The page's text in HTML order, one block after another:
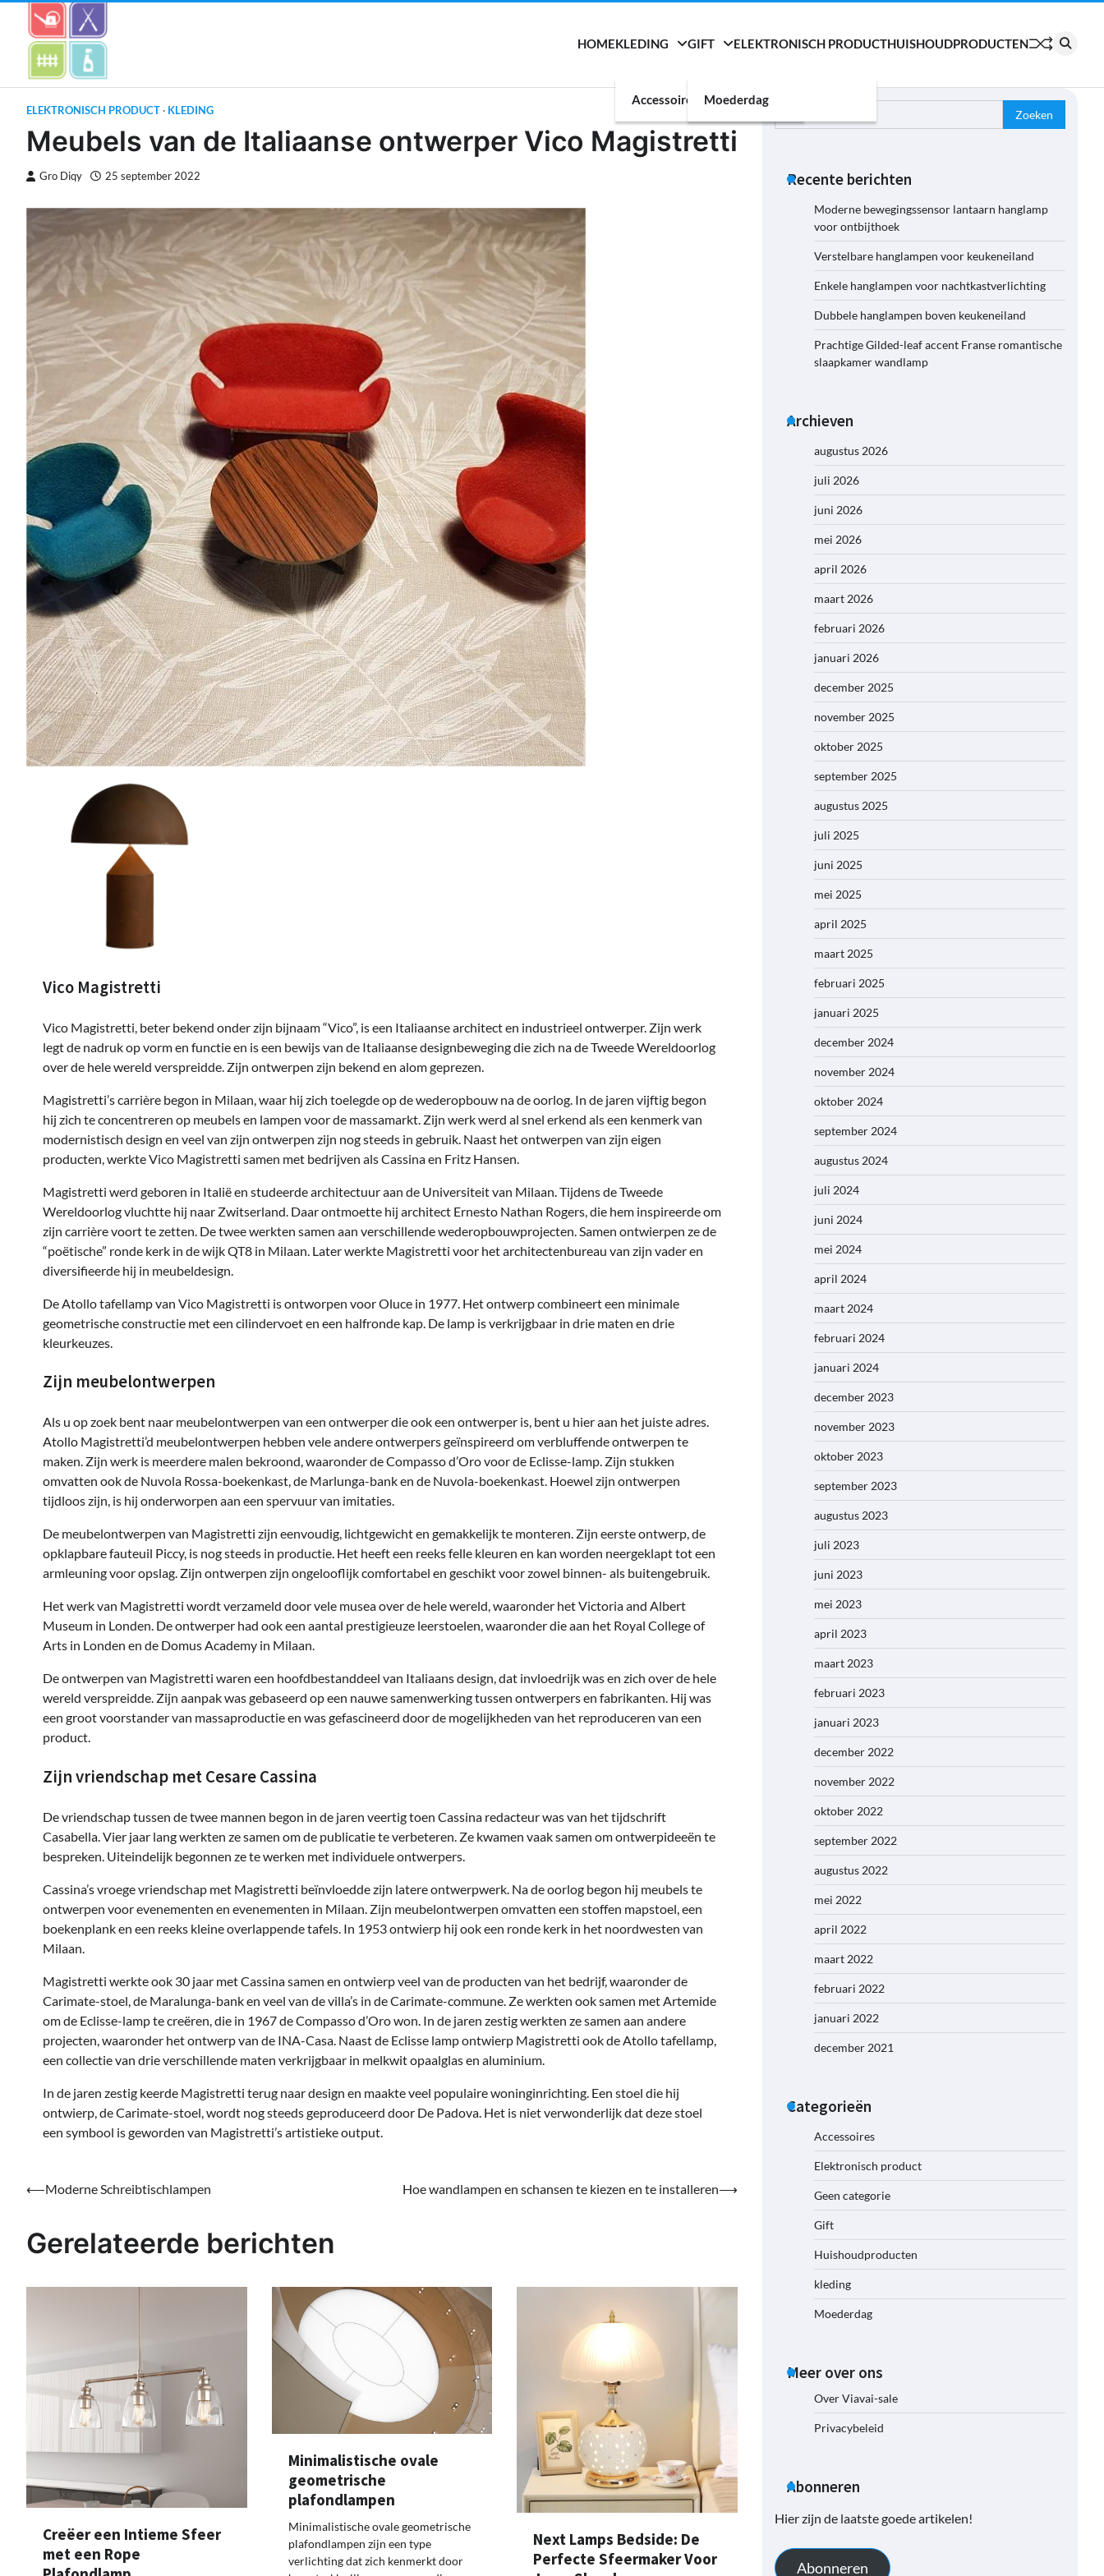
content
HOMEKLEDING
Accessoires
GIFT
Moederdag
ELEKTRONISCH PRODUCTHUISHOUDPRODUCTEN
ELEKTRONISCH PRODUCT KLEDING
Meubels van de Italiaanse ontwerper Vico Magistretti
Gro Diqy 25 september 2022
Vico Magistretti
Vico Magistretti, beter bekend onder zijn bijnaam “Vico”, is een Italiaanse architect en industrieel ontwerper. Zijn werk
legt de nadruk op vorm en functie en is een bewijs van de Italiaanse designbeweging die zich na de Tweede Wereldoorlog
over de hele wereld verspreidde. Zijn ontwerpen zijn bekend en alom geprezen.
Magistretti’s carrière begon in Milaan, waar hij zich toelegde op de wederopbouw na de oorlog. In de jaren vijftig begon
hij zich te concentreren op meubels en lampen voor de massamarkt. Zijn werk werd al snel erkend als een kenmerk van
modernistisch design en veel van zijn ontwerpen zijn nog steeds in gebruik. Naast het ontwerpen van zijn eigen
producten, werkte Vico Magistretti samen met bedrijven als Cassina en Fritz Hansen.
Magistretti werd geboren in Italië en studeerde architectuur aan de Universiteit van Milaan. Tijdens de Tweede
Wereldoorlog vluchtte hij naar Zwitserland. Daar ontmoette hij architect Ernesto Nathan Rogers, die hem inspireerde om
zijn carrière voort te zetten. De twee werkten samen aan verschillende wederopbouwprojecten. Samen ontwierpen ze de
“poëtische” ronde kerk in de wijk QT8 in Milaan. Later werkte Magistretti voor het architectenbureau van zijn vader en
diversifieerde hij in meubeldesign.
De Atollo tafellamp van Vico Magistretti is ontworpen voor Oluce in 1977. Het ontwerp combineert een minimale
geometrische constructie met een cilindervoet en een halfronde kap. De lamp is verkrijgbaar in drie maten en drie
kleurkeuzes.
Zijn meubelontwerpen
Als u op zoek bent naar meubelontwerpen van een ontwerper die ook een ontwerper is, bent u hier aan het juiste adres.
Atollo Magistretti’d meubelontwerpen hebben vele andere ontwerpers geïnspireerd om verbluffende ontwerpen te
maken. Zijn werk is meerdere malen bekroond, waaronder de Compasso d’Oro voor de Eclisse-lamp. Zijn stukken
omvatten ook de Nuvola Rossa-boekenkast, de Marlunga-bank en de Nuvola-boekenkast. Hoewel zijn ontwerpen
tijdloos zijn, is hij onderworpen aan een spervuur ​​van imitaties.
De meubelontwerpen van Magistretti zijn eenvoudig, lichtgewicht en gemakkelijk te monteren. Zijn eerste ontwerp, de
opklapbare fauteuil Piccy, is nog steeds in productie. Het heeft een reeks felle kleuren en kan worden neergeklapt tot een
armleuning voor opslag. Zijn ontwerpen zijn ongelooflijk comfortabel en geschikt voor zowel binnen- als buitengebruik.
Het werk van Magistretti wordt verzameld door vele musea over de hele wereld, waaronder het Victoria and Albert
Museum in Londen. De ontwerper had ook een aantal prestigieuze leerstoelen, waaronder die aan het Royal College of
Arts in Londen en de Domus Academy in Milaan.
De ontwerpen van Magistretti waren een hoofdbestanddeel van Italiaans design, dat invloedrijk was en zich over de hele
wereld verspreidde. Zijn aanpak was gebaseerd op een nauwe samenwerking tussen ontwerpers en fabrikanten. Hij was
een groot voorstander van massaproductie en was gefascineerd door de mogelijkheden van het reproduceren van een
product.
Zijn vriendschap met Cesare Cassina
De vriendschap tussen de twee mannen begon in de jaren veertig toen Cassina redacteur was van het tijdschrift
Casabella. Vier jaar lang werkten ze samen om de publicatie te verbeteren. Ze kwamen vaak samen om ontwerpideeën te
bespreken. Uiteindelijk begonnen ze te werken met individuele ontwerpers.
Cassina’s vroege vriendschap met Magistretti beïnvloedde zijn latere ontwerpwerk. Na de oorlog begon hij meubels te
ontwerpen voor evenementen en evenementen in Milaan. Zijn meubelontwerpen omvatten een stoffen mapstoel, een
boekenplank en een reeks kleine overlappende tafels. In 1953 ontwierp hij ook een ronde kerk in het noordwesten van
Milaan.
Magistretti werkte ook 30 jaar met Cassina samen en ontwierp veel van de producten van het bedrijf, waaronder de
Carimate-stoel, de Maralunga-bank en veel van de villa’s in de Carimate-commune. Ze werkten ook samen met Artemide
om de Eclisse-lamp te creëren, die in 1967 de Compasso d’Oro won. In de jaren zestig werkten ze samen aan andere
projecten, waaronder het ontwerp van de INA-Casa. Naast de Eclisse lamp ontwierp Magistretti ook de Atollo tafellamp,
een collectie van drie verschillende maten verkrijgbaar in melkwit opaalglas en aluminium.
In de jaren zestig keerde Magistretti terug naar design en maakte veel populaire woninginrichting. Een stoel die hij
ontwierp, de Carimate-stoel, wordt nog steeds geproduceerd door De Padova. Het is niet verwonderlijk dat deze stoel
een symbool is geworden van Magistretti’s artistieke output.
Bericht
⟵Moderne Schreibtischlampen Hoe wandlampen en schansen te kiezen en te installeren⟶
Gerelateerde berichten
Creëer een Intieme Sfeer
met een Rope
Minimalistische ovale
geometrische
plafondlampen
Minimalistische ovale geometrische
plafondlampen zijn een type
verlichting dat zich kenmerkt door
Next Lamps Bedside: De
Perfecte Sfeermaker Voor
naar:
Recente berichten
Moderne bewegingssensor lantaarn hanglamp
voor ontbijthoek
Verstelbare hanglampen voor keukeneiland
Enkele hanglampen voor nachtkastverlichting
Dubbele hanglampen boven keukeneiland
Prachtige Gilded-leaf accent Franse romantische
slaapkamer wandlamp
Archieven
augustus 2026
juli 2026
juni 2026
mei 2026
april 2026
maart 2026
februari 2026
januari 2026
december 2025
november 2025
oktober 2025
september 2025
augustus 2025
juli 2025
juni 2025
mei 2025
april 2025
maart 2025
februari 2025
januari 2025
december 2024
november 2024
oktober 2024
september 2024
augustus 2024
juli 2024
juni 2024
mei 2024
april 2024
maart 2024
februari 2024
januari 2024
december 2023
november 2023
oktober 2023
september 2023
augustus 2023
juli 2023
juni 2023
mei 2023
april 2023
maart 2023
februari 2023
januari 2023
december 2022
november 2022
oktober 2022
september 2022
augustus 2022
mei 2022
april 2022
maart 2022
februari 2022
januari 2022
december 2021
Categorieën
Accessoires
Elektronisch product
Geen categorie
Gift
Huishoudproducten
kleding
Moederdag
Meer over ons
Over Viavai-sale
Privacybeleid
Abonneren
Hier zijn de laatste goede artikelen!
Abonneren